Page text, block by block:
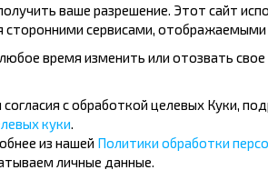
билеты на рейс Мосты,
поездку Мосты, МОСТЫ
ваше разрешение. Этот сайт
сервисами, отображаемыми
время изменить или отозвать свое
согласия с обработкой целевых Куки,
куки
из нашей Политики обработки
личные данные.